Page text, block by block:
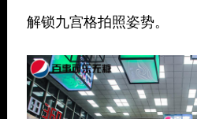
解锁九宫格拍照姿势。